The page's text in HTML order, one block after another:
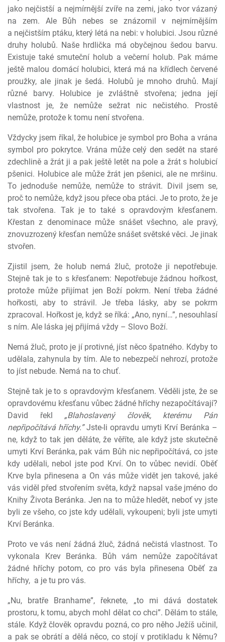
jako nejčistší a nejmírnější zvíře na zemi, jako tvor vázaný
na zem. Ale Bůh nebes se znázornil v nejmírnějším
a nejčistším ptáku, který létá na nebi: v holubici. Jsou různé
druhy holubů. Naše hrdlička má obyčejnou šedou barvu.
Existuje také smuteční holub a večerní holub. Pak máme
ještě malou domácí holubici, která má na křídlech červené
proužky, ale jinak je šedá. Holubů je mnoho druhů. Mají
různé barvy. Holubice je zvláštně stvořena; jedna její
vlastnost je, že nemůže sežrat nic nečistého. Prostě
nemůže, protože k tomu není stvořena.
Vždycky jsem říkal, že holubice je symbol pro Boha a vrána
symbol pro pokrytce. Vrána může celý den sedět na staré
zdechlině a žrát ji a pak ještě letět na pole a žrát s holubicí
pšenici. Holubice ale může žrát jen pšenici, ale ne mršinu.
To jednoduše nemůže, nemůže to strávit. Divil jsem se,
proč to nemůže, když jsou přece oba ptáci. Je to proto, že je
tak stvořena. Tak je to také s opravdovým křesťanem.
Křestan z denominace může snášet všechno, ale pravý,
znovuzrozený křesťan nemůže snášet světské věci. Je jinak
stvořen.
Zjistil jsem, že holub nemá žluč, protože ji nepotřebuje.
Stejně tak je to s křesťanem: Nepotřebuje žádnou hořkost,
protože může přijímat jen Boží pokrm. Není třeba žádné
hořkosti, aby to strávil. Je třeba lásky, aby se pokrm
zpracoval. Hořkost je, když se říká: „Ano, nyní…”, nesouhlasí
s ním. Ale láska jej přijímá vždy – Slovo Boží.
Nemá žluč, proto je jí protivné, jíst něco špatného. Kdyby to
udělala, zahynula by tím. Ale to nebezpečí nehrozí, protože
to jíst nebude. Nemá na to chuť.
Stejně tak je to s opravdovým křesťanem. Věděli jste, že se
opravdovému křesťanu vůbec žádné hříchy nezapočítávají?
David řekl „Blahoslavený člověk, kterému Pán
nepřipočítává hříchy.”Jste-li opravdu umyti Krví Beránka –
ne, když to tak jen děláte, že věříte, ale když jste skutečně
umyti Krví Beránka, pak vám Bůh nic nepřipočítává, co jste
kdy udělali, nebol jste pod Krví. On to vůbec nevidí. Oběť
Krve byla přinesena a On vás může vidět jen takové, jaké
vás viděl před stvořením světa, když napsal vaše jméno do
Knihy Života Beránka. Jen na to může hledět, neboť vy jste
byli ze všeho, co jste kdy udělali, vykoupeni; byli jste umyti
Krví Beránka.
Proto ve vás není žádná žluč, žádná nečistá vlastnost. To
vykonala Krev Beránka. Bůh vám nemůže započítávat
žádné hříchy potom, co pro vás byla přinesena Oběť za
hříchy, a je tu pro vás.
„Nu, bratře Branhame”, řeknete, „to mi dává dostatek
prostoru, k tomu, abych mohl dělat co chci”. Dělám to stále,
stále. Když člověk opravdu pozná, co pro něho Ježíš učinil,
a pak se obrátí a dělá něco, co stojí v protikladu k Němu?